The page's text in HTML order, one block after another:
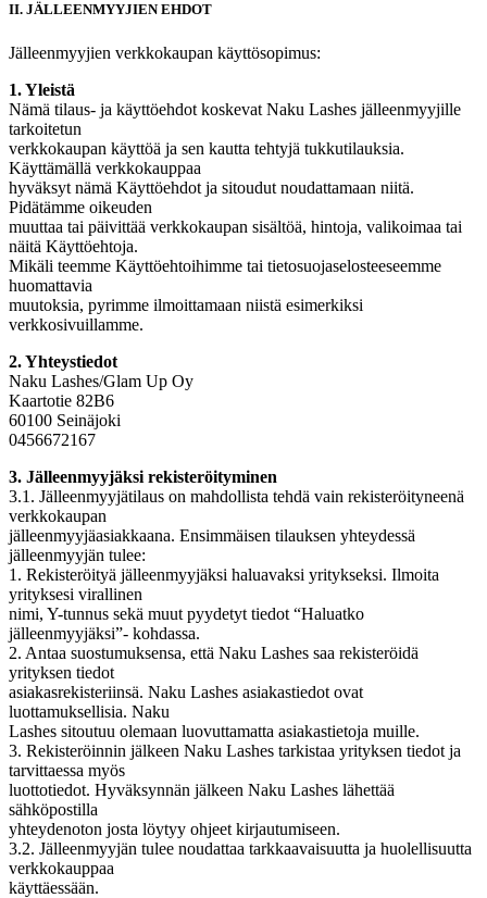
II. JÄLLEENMYYJIEN EHDOT
Jälleenmyyjien verkkokaupan käyttösopimus:
1. Yleistä
Nämä tilaus- ja käyttöehdot koskevat Naku Lashes jälleenmyyjille
tarkoitetun
verkkokaupan käyttöä ja sen kautta tehtyjä tukkutilauksia.
Käyttämällä verkkokauppaa
hyväksyt nämä Käyttöehdot ja sitoudut noudattamaan niitä.
Pidätämme oikeuden
muuttaa tai päivittää verkkokaupan sisältöä, hintoja, valikoimaa tai
näitä Käyttöehtoja.
Mikäli teemme Käyttöehtoihimme tai tietosuojaselosteeseemme
huomattavia
muutoksia, pyrimme ilmoittamaan niistä esimerkiksi
verkkosivuillamme.
2. Yhteystiedot
Naku Lashes/Glam Up Oy
Kaartotie 82B6
60100 Seinäjoki
0456672167
3. Jälleenmyyjäksi rekisteröityminen
3.1. Jälleenmyyjätilaus on mahdollista tehdä vain rekisteröityneenä
verkkokaupan
jälleenmyyjäasiakkaana. Ensimmäisen tilauksen yhteydessä
jälleenmyyjän tulee:
1. Rekisteröityä jälleenmyyjäksi haluavaksi yritykseksi. Ilmoita
yrityksesi virallinen
nimi, Y-tunnus sekä muut pyydetyt tiedot “Haluatko
jälleenmyyjäksi”- kohdassa.
2. Antaa suostumuksensa, että Naku Lashes saa rekisteröidä
yrityksen tiedot
asiakasrekisteriinsä. Naku Lashes asiakastiedot ovat
luottamuksellisia. Naku
Lashes sitoutuu olemaan luovuttamatta asiakastietoja muille.
3. Rekisteröinnin jälkeen Naku Lashes tarkistaa yrityksen tiedot ja
tarvittaessa myös
luottotiedot. Hyväksynnän jälkeen Naku Lashes lähettää
sähköpostilla
yhteydenoton josta löytyy ohjeet kirjautumiseen.
3.2. Jälleenmyyjän tulee noudattaa tarkkaavaisuutta ja huolellisuutta
verkkokauppaa
käyttäessään.